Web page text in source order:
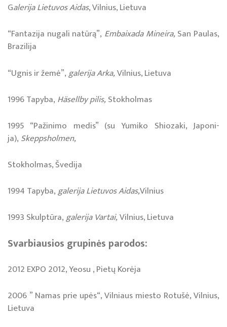
Galerija Lie­tu­vos Ai­das, Vil­nius, Lie­tu­va
“Fan­ta­zi­ja nu­ga­li na­tū­rą”, Em­bai­xa­da Mi­nei­ra,San Pau­las,
Bra­zi­li­ja
“Ug­nis ir že­mė”,ga­le­ri­ja Ar­ka,Vil­nius, Lie­tu­va
1996 Ta­py­ba, Häsel­lby pi­lis,Stok­hol­mas
1995 “Pa­ži­ni­mo me­dis” (su Yumi­ko Shio­za­ki, Ja­po­ni­
ja), Skep­pshol­men,
Stok­hol­mas, Šve­di­ja
1994 Ta­py­ba,ga­le­ri­ja Lie­tu­vos Ai­das,Vil­nius
1993 Skulp­tū­ra,ga­le­ri­ja Var­tai,Vil­nius, Lie­tu­va
Svar­biau­sios gru­pi­nės pa­ro­dos:
2012 EXPO 2012, Yeosu , Pietų Korėja
2006 ” Namas prie upės“, Vilniaus miesto Rotušė, Vilnius,
Lietuva